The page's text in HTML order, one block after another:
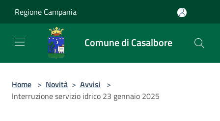
Regione Campania
Comune di Casalbore
Home > Novità > Avvisi >
Interruzione servizio idrico 23 gennaio 2025